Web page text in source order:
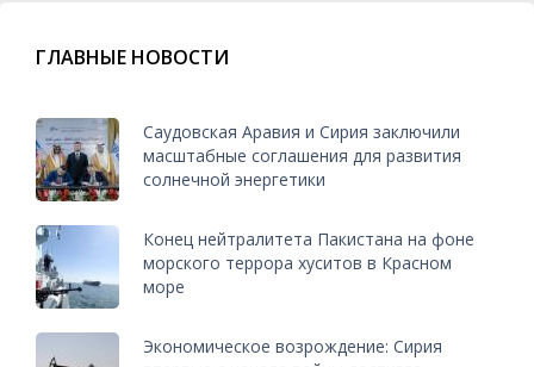
ГЛАВНЫЕ НОВОСТИ
Саудовская Аравия и Сирия заключили
масштабные соглашения для развития
солнечной энергетики
Конец нейтралитета Пакистана на фоне
морского террора хуситов в Красном
море
Экономическое возрождение: Сирия